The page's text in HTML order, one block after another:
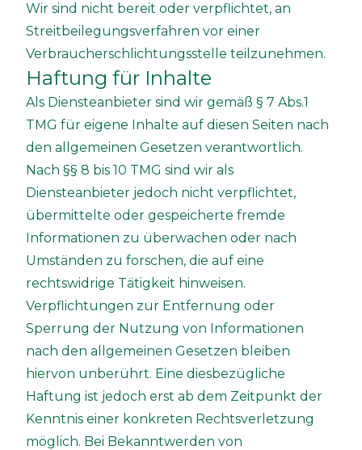
Wir sind nicht bereit oder verpflichtet, an
Streitbeilegungsverfahren vor einer
Verbraucherschlichtungsstelle teilzunehmen.
Haftung für Inhalte
Als Diensteanbieter sind wir gemäß § 7 Abs.1
TMG für eigene Inhalte auf diesen Seiten nach
den allgemeinen Gesetzen verantwortlich.
Nach §§ 8 bis 10 TMG sind wir als
Diensteanbieter jedoch nicht verpflichtet,
übermittelte oder gespeicherte fremde
Informationen zu überwachen oder nach
Umständen zu forschen, die auf eine
rechtswidrige Tätigkeit hinweisen.
Verpflichtungen zur Entfernung oder
Sperrung der Nutzung von Informationen
nach den allgemeinen Gesetzen bleiben
hiervon unberührt. Eine diesbezügliche
Haftung ist jedoch erst ab dem Zeitpunkt der
Kenntnis einer konkreten Rechtsverletzung
möglich. Bei Bekanntwerden von